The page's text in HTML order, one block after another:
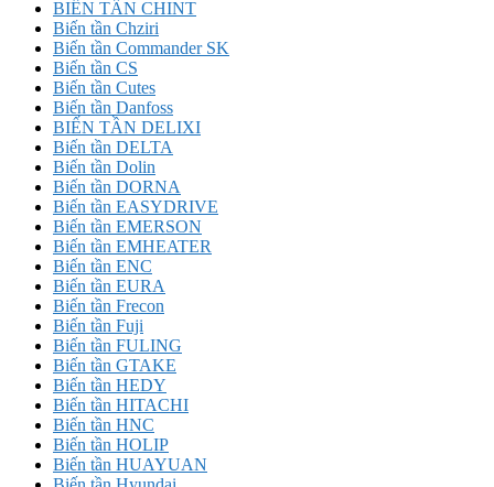
BIẾN TẦN CHINT
Biến tần Chziri
Biến tần Commander SK
Biến tần CS
Biến tần Cutes
Biến tần Danfoss
BIẾN TẦN DELIXI
Biến tần DELTA
Biến tần Dolin
Biến tần DORNA
Biến tần EASYDRIVE
Biến tần EMERSON
Biến tần EMHEATER
Biến tần ENC
Biến tần EURA
Biến tần Frecon
Biến tần Fuji
Biến tần FULING
Biến tần GTAKE
Biến tần HEDY
Biến tần HITACHI
Biến tần HNC
Biến tần HOLIP
Biến tần HUAYUAN